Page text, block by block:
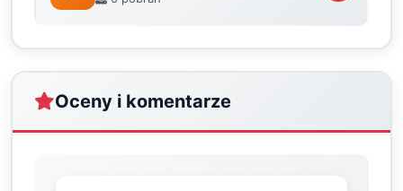
Oceny i komentarze